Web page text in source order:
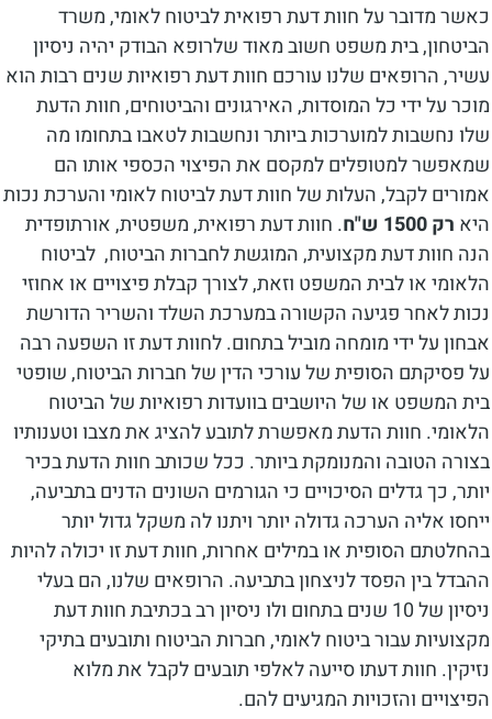
כאשר מדובר על חוות דעת רפואית לביטוח לאומי, משרד
הביטחון, בית משפט חשוב מאוד שלרופא הבודק יהיה ניסיון
עשיר, הרופאים שלנו עורכם חוות דעת רפואיות שנים רבות הוא
מוכר על ידי כל המוסדות, האירגונים והביטוחים, חוות הדעת
שלו נחשבות למוערכות ביותר ונחשבות לטאבו בתחומו מה
שמאפשר למטופלים למקסם את הפיצוי הכספי אותו הם
אמורים לקבל, העלות של חוות דעת לביטוח לאומי והערכת נכות
היא רק 1500 ש"ח
. חוות דעת רפואית, משפטית, אורתופדית
הנה חוות דעת מקצועית, המוגשת לחברות הביטוח, לביטוח
הלאומי או לבית המשפט וזאת, לצורך קבלת פיצויים או אחוזי
נכות לאחר פגיעה הקשורה במערכת השלד והשריר הדורשת
אבחון על ידי מומחה מוביל בתחום. לחוות דעת זו השפעה רבה
על פסיקתם הסופית של עורכי הדין של חברות הביטוח, שופטי
בית המשפט או של היושבים בוועדות רפואיות של הביטוח
הלאומי. חוות הדעת מאפשרת לתובע להציג את מצבו וטענותיו
בצורה הטובה והמנומקת ביותר. ככל שכותב חוות הדעת בכיר
יותר, כך גדלים הסיכויים כי הגורמים השונים הדנים בתביעה,
ייחסו אליה הערכה גדולה יותר ויתנו לה משקל גדול יותר
בהחלטתם הסופית או במילים אחרות, חוות דעת זו יכולה להיות
ההבדל בין הפסד לניצחון בתביעה. הרופאים שלנו, הם בעלי
ניסיון של 10 שנים בתחום ולו ניסיון רב בכתיבת חוות דעת
מקצועיות עבור ביטוח לאומי, חברות הביטוח ותובעים בתיקי
נזיקין. חוות דעתו סייעה לאלפי תובעים לקבל את מלוא
הפיצויים והזכויות המגיעים להם.